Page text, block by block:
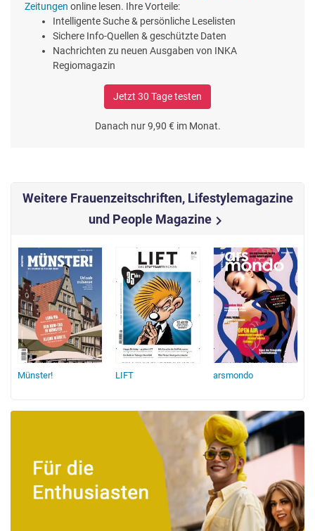
Zeitungen online lesen. Ihre Vorteile:
Intelligente Suche & persönliche Leselisten
Sichere Info-Quellen & geschützte Daten
Nachrichten zu neuen Ausgaben von INKA
Regiomagazin
Jetzt 30 Tage testen
Danach nur 9,90 € im Monat.
Weitere Frauenzeitschriften, Lifestylemagazine
und People Magazinechevron_right
Münster! LIFT arsmondo